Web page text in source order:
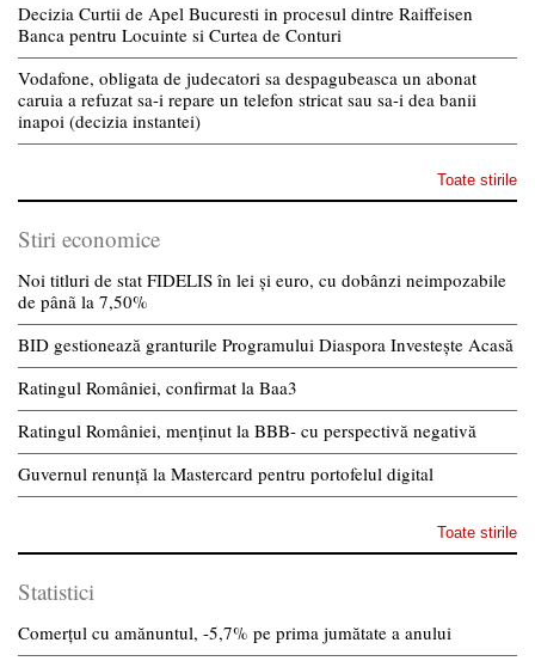
Decizia Curtii de Apel Bucuresti in procesul dintre Raiffeisen
Banca pentru Locuinte si Curtea de Conturi
Vodafone, obligata de judecatori sa despagubeasca un abonat
caruia a refuzat sa-i repare un telefon stricat sau sa-i dea banii
inapoi (decizia instantei)
Toate stirile
Stiri economice
Noi titluri de stat FIDELIS în lei și euro, cu dobânzi neimpozabile
de pânã la 7,50%
BID gestionează granturile Programului Diaspora Investește Acasă
Ratingul României, confirmat la Baa3
Ratingul României, menținut la BBB- cu perspectivă negativă
Guvernul renunță la Mastercard pentru portofelul digital
Toate stirile
Statistici
Comerțul cu amănuntul, -5,7% pe prima jumătate a anului